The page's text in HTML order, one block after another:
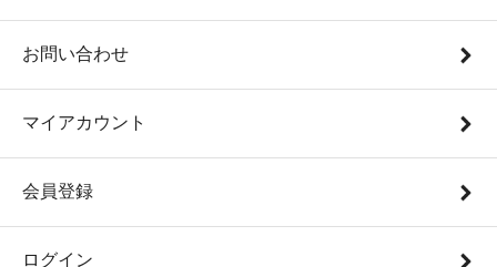
お問い合わせ
マイアカウント
会員登録
ログイン